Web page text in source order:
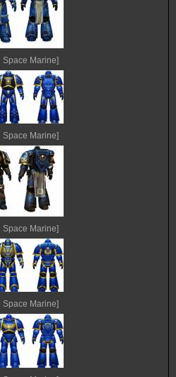
Space Marine]
Space Marine]
Space Marine]
Space Marine]